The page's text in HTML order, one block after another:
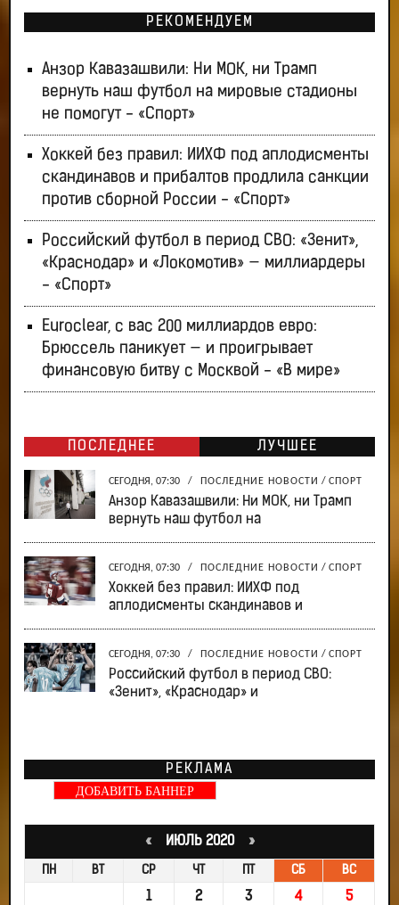
РЕКОМЕНДУЕМ
Анзор Кавазашвили: Ни МОК, ни Трамп
вернуть наш футбол на мировые стадионы
не помогут - «Спорт»
Хоккей без правил: ИИХФ под аплодисменты
скандинавов и прибалтов продлила санкции
против сборной России - «Спорт»
Российский футбол в период СВО: «Зенит»,
«Краснодар» и «Локомотив» — миллиардеры
- «Спорт»
Euroclear, с вас 200 миллиардов евро:
Брюссель паникует — и проигрывает
финансовую битву с Москвой - «В мире»
ПОСЛЕДНЕЕ ЛУЧШЕЕ
СЕГОДНЯ, 07:30 / ПОСЛЕДНИЕ НОВОСТИ / СПОРТ
Анзор Кавазашвили: Ни МОК, ни Трамп
вернуть наш футбол на
СЕГОДНЯ, 07:30 / ПОСЛЕДНИЕ НОВОСТИ / СПОРТ
Хоккей без правил: ИИХФ под
аплодисменты скандинавов и
СЕГОДНЯ, 07:30 / ПОСЛЕДНИЕ НОВОСТИ / СПОРТ
Российский футбол в период СВО:
«Зенит», «Краснодар» и
РЕКЛАМА
ДОБАВИТЬ БАННЕР
«ИЮЛЬ 2020 »
ПН ВТ СР ЧТ ПТ СБ ВС
1 2 3 4 5